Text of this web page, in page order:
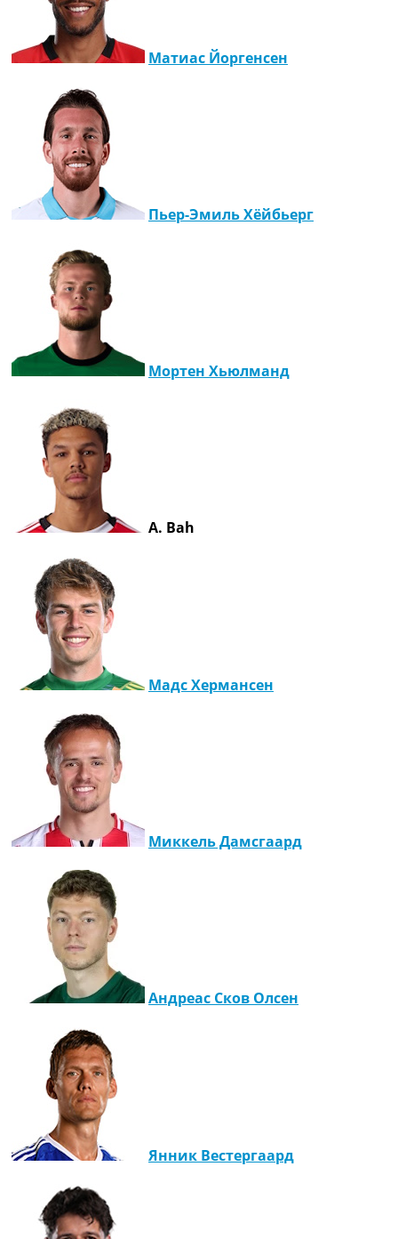
Матиас Йоргенсен
Пьер-Эмиль Хёйбьерг
Мортен Хьюлманд
A. Bah
Мадс Хермансен
Миккель Дамсгаард
Андреас Сков Олсен
Янник Вестергаард